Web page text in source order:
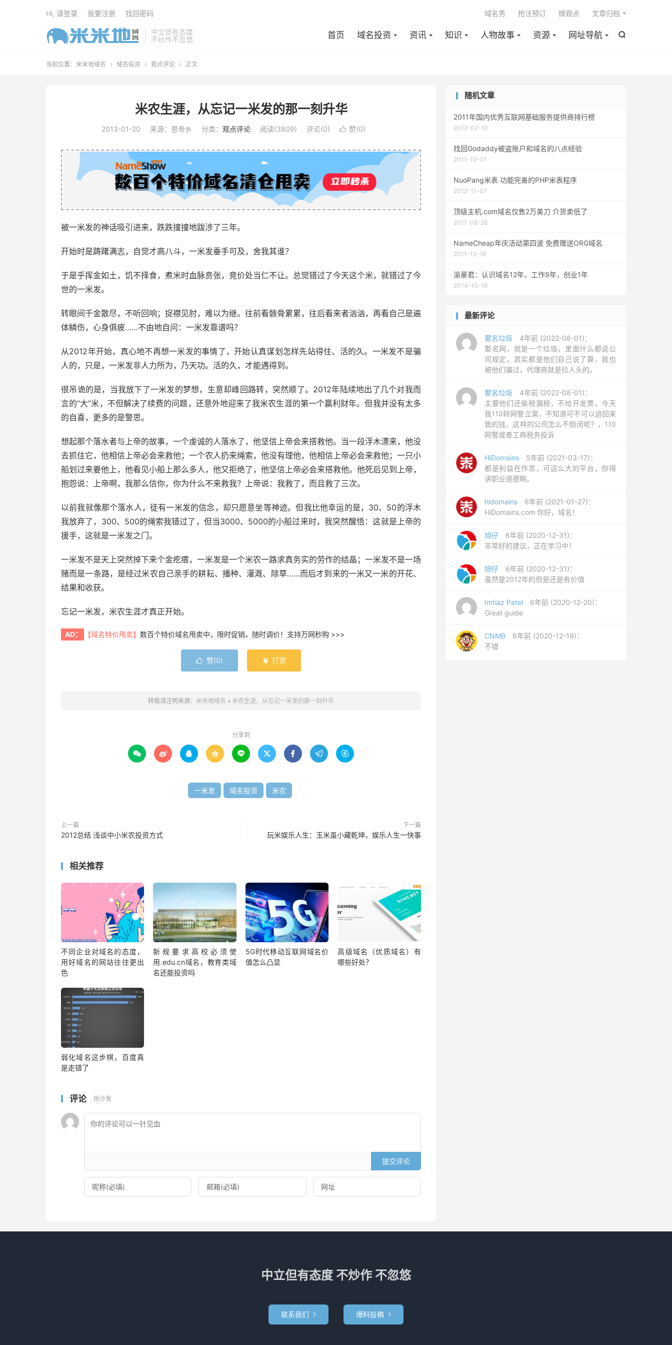
中立但有态度
不炒作不忽悠

首页 域名投资 资讯 知识 人物故事 资源 网址导航
域名秀 抢注预订 微观点 文章归档
Hi, 请登录 我要注册 找回密码
当前位置： 米米地域名  域名投资  观点评论  正文
米农生涯，从忘记一米发的那一刻升华
2013-01-20 来源：思帝乡 分类： 观点评论 阅读(3809) 评论(0)  赞(0)
被一米发的神话吸引进来，跌跌撞撞地跋涉了三年。
开始时是踌躇满志，自觉才高八斗，一米发垂手可及，舍我其谁？
于是乎挥金如土，饥不择食，煮米时血脉贲张，竞价处当仁不让。总觉错过了今天这个米，就错过了今
世的一米发。
转眼间千金散尽，不听回响；捉襟见肘，难以为继。往前看骸骨累累，往后看来者汹汹，再看自己是遍
体鳞伤，心身俱疲……不由地自问：一米发靠谱吗？
从2012年开始，真心地不再想一米发的事情了，开始认真谋划怎样先站得住、活的久。一米发不是骗
人的，只是，一米发非人力所为，乃天功。活的久，才能遇得到。
很吊诡的是，当我放下了一米发的梦想，生意却峰回路转，突然顺了。2012年陆续地出了几个对我而
言的“大”米，不但解决了续费的问题，还意外地迎来了我米农生涯的第一个赢利财年。但我并没有太多
的自喜，更多的是警思。
想起那个落水者与上帝的故事，一个虔诚的人落水了，他坚信上帝会来搭救他。当一段浮木漂来，他没
去抓住它，他相信上帝必会来救他；一个农人扔来绳索，他没有理他，他相信上帝必会来救他；一只小
船划过来要他上，他看见小船上那么多人，他又拒绝了，他坚信上帝必会来搭救他。他死后见到上帝，
抱怨说：上帝啊，我那么信你，你为什么不来救我？上帝说：我救了，而且救了三次。
以前我就像那个落水人，徒有一米发的信念，却只愿意坐等神迹。但我比他幸运的是，30、50的浮木
我放弃了，300、500的绳索我错过了，但当3000、5000的小船过来时，我突然醒悟：这就是上帝的
援手，这就是一米发之门。
一米发不是天上突然掉下来个金疙瘩，一米发是一个米农一路求真务实的劳作的结晶；一米发不是一场
赌而是一条路，是经过米农自己亲手的耕耘、播种、灌溉、除草……而后才到来的一米又一米的开花、
结果和收获。
忘记一米发，米农生涯才真正开始。
AD： 【域名特价甩卖】 数百个特价域名甩卖中，限时促销，随时调价！支持万网秒购 >>>
 赞(0)  打赏
转载请注明来源： 米米地域名 » 米农生涯，从忘记一米发的那一刻升华
分享到
        
一米发 域名投资 米农
上一篇
2012总结 浅谈中小米农投资方式
下一篇
玩米娱乐人生：玉米虽小藏乾坤，娱乐人生一快事
相关推荐
不同企业对域名的态度，
用好域名的网站往往更出
色
新规要求高校必须使
用.edu.cn域名，教育类域
名还能投资吗
5G时代移动互联网域名价
值怎么凸显
高级域名（优质域名）有
哪些好处？
弱化域名这步棋，百度真
是走错了
评论 抢沙发
提交评论
随机文章
2011年国内优秀互联网基础服务提供商排行榜
2012-02-10
找回Godaddy被盗账户和域名的八点经验
2011-10-01
NuoPang米表 功能完善的PHP米表程序
2012-11-07
顶级主机.com域名仅售2万美刀 介货卖低了
2011-08-26
NameCheap年庆活动第四波 免费赠送ORG域名
2011-12-16
渝豪君：认识域名12年，工作9年，创业1年
2014-10-16
最新评论
聚名垃圾
4年前 (2022-08-01)：
聚名网，就是一个垃圾，里面什么都说公
司规定，其实都是他们自己说了算，我也
被他们骗过，代理商就是拉人头的。
聚名垃圾
4年前 (2022-08-01)：
主要他们还偷税漏税，不给开发票，今天
我110转网警立案，不知道可不可以追回来
我的钱。这样的公司怎么不倒闭呢？，110
网警或者工商税务投诉
HiDomains
5年前 (2021-03-17)：
都是利益在作祟，可这么大的平台，你得
讲职业道德啊。
hidomains
6年前 (2021-01-27)：
HiDomains.com 你好，域名！
旭仔
6年前 (2020-12-31)：
非常好的建议，正在学习中！
旭仔
6年前 (2020-12-31)：
虽然是2012年的但是还是有价值
Imtiaz Patel
6年前 (2020-12-20)：
Great guide
CNMB
6年前 (2020-12-19)：
不错
中立但有态度 不炒作 不忽悠
联系我们  爆料投稿 